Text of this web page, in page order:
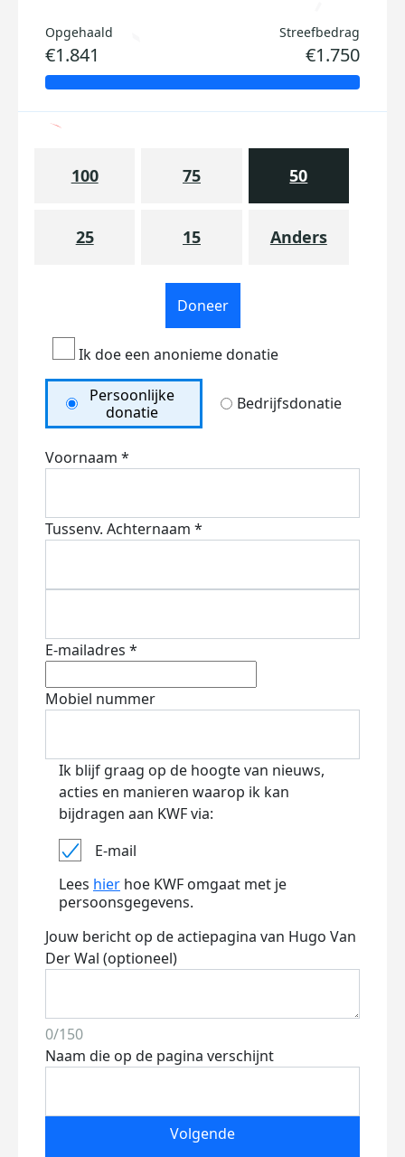
Opgehaald
€1.841
Streefbedrag
€1.750
100 75 50
25 15 Anders
Doneer
Ik doe een anonieme donatie
Persoonlijke
donatie
Bedrijfsdonatie
Voornaam *
Tussenv. Achternaam *
E-mailadres *
Mobiel nummer
Ik blijf graag op de hoogte van nieuws,
acties en manieren waarop ik kan
bijdragen aan KWF via:
E-mail
Lees hier hoe KWF omgaat met je
persoonsgegevens.
Jouw bericht op de actiepagina van Hugo Van
Der Wal (optioneel)
0/150
Naam die op de pagina verschijnt
Volgende